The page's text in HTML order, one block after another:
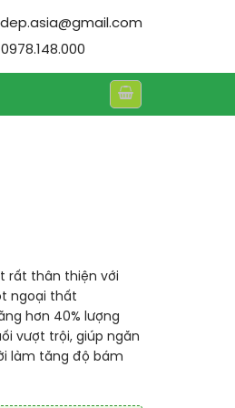
rất thân thiện với
ngoại thất
hơn 40% lượng
vượt trội, giúp ngăn
làm tăng độ bám